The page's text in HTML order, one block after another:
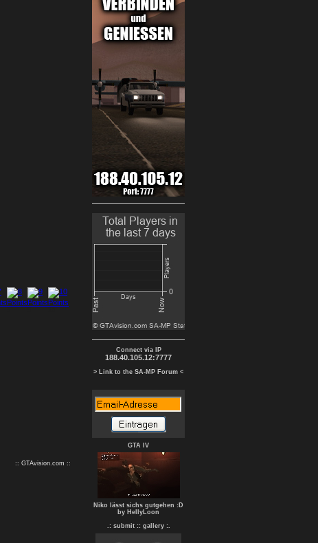
:: GTAvision.com ::
Connect via IP
188.40.105.12:7777
> Link to the SA-MP Forum <
GTA IV
Niko lässt sichs gutgehen :D
by HellyLoon
.: submit : : gallery :.